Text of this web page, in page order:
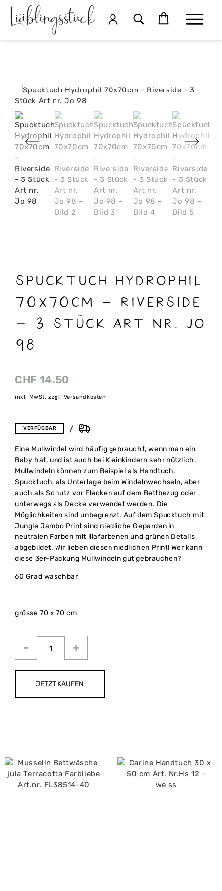
Spucktuch Hydrophil
70x70cm – Riverside
– 3 Stück Art nr. Jo
98
CHF 14.50
inkl. MwSt, zzgl. Versandkosten
VERFÜGBAR
Eine Mullwindel wird häufig gebraucht, wenn man ein
Baby hat, und ist auch bei Kleinkindern sehr nützlich.
Mullwindeln können zum Beispiel als Handtuch,
Spucktuch, als Unterlage beim Windelnwechseln, aber
auch als Schutz vor Flecken auf dem Bettbezug oder
unterwegs als Decke verwendet werden. Die
Möglichkeiten sind unbegrenzt. Auf dem Spucktuch mit
Jungle Jambo Print sind niedliche Geparden in
neutralen Farben mit lilafarbenen und grünen Details
abgebildet. Wir lieben diesen niedlichen Print! Wer kann
diese 3er-Packung Mullwindeln gut gebrauchen?
60 Grad waschbar
grösse 70 x 70 cm
JETZT KAUFEN